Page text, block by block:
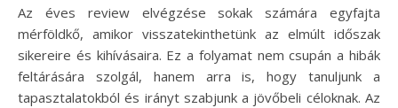
Az éves review elvégzése sokak számára egyfajta
mérföldkő, amikor visszatekinthetünk az elmúlt időszak
sikereire és kihívásaira. Ez a folyamat nem csupán a hibák
feltárására szolgál, hanem arra is, hogy tanuljunk a
tapasztalatokból és irányt szabjunk a jövőbeli céloknak. Az